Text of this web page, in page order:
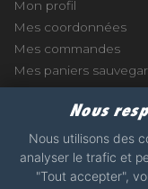
Mon profil
Mes coordonnées
Mes commandes
Mes paniers
Nous
Nous utilisons des
analyser le trafic et
"Tout accepter",